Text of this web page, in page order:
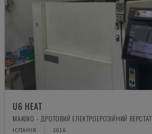
U6 HEAT
MAKINO - ДРОТОВИЙ ЕЛЕКТРОЕРОЗІЙНИЙ ВЕРСТАТ
ІСПАНІЯ 2016